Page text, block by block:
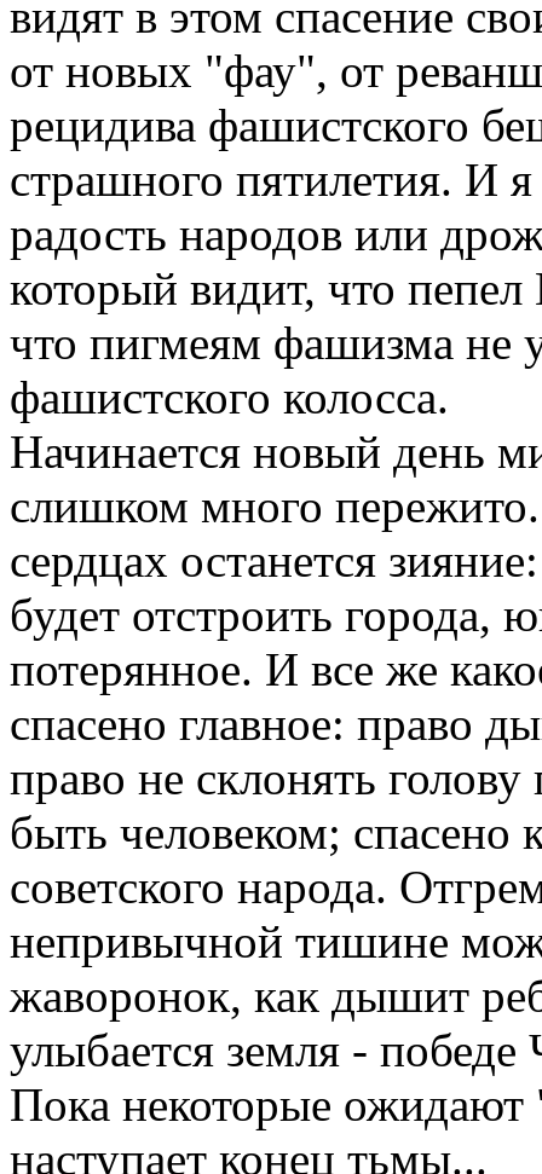
видят в этом спасение
от новых "фау", от
рецидива фашистского
страшного пятилетия. И
радость народов или
который видит, что
что пигмеям фашизма не
фашистского колосса.
Начинается новый день
слишком много
сердцах останется
будет отстроить города,
потерянное. И все же
спасено главное: право
право не склонять
быть человеком; спасено
советского народа.
непривычной тишине
жаворонок, как дышит
улыбается земля - победе
Пока некоторые ожидают
наступает конец тьмы...